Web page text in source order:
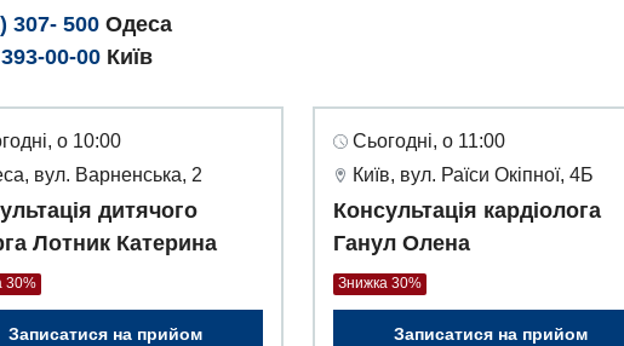
307- 500 Одеса
00-00 Київ
о 10:00
вул. Варненська, 2
дитячого
Лотник Катерина
30%
Записатися на прийом
Сьогодні, о 11:00
Київ, вул. Раїси Окіпної, 4Б
Консультація кардіолога
Ганул Олена
Знижка 30%
Записатися на прийом